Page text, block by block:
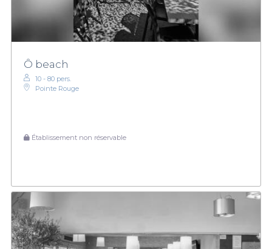
Ô beach
10 - 80 pers.
Pointe Rouge
Établissement non réservable